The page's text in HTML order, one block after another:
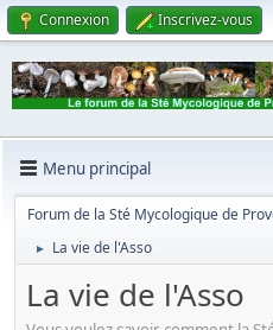
Connexion Inscrivez-vous
Menu principal
Forum de la Sté Mycologique de
► La vie de l'Asso
La vie de l'Asso